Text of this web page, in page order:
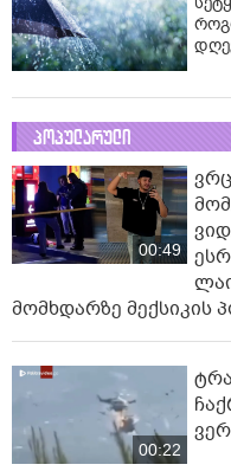
პოპულარული
00:49
მომხდარზე მექსიკის
00:22